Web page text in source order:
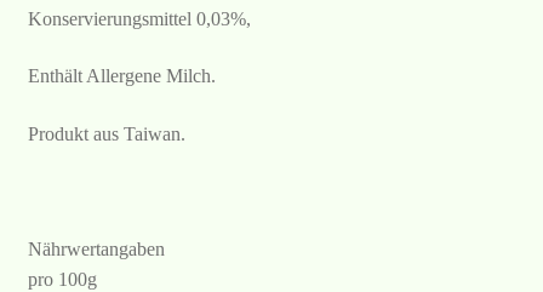
Konservierungsmittel 0,03%,
Enthält Allergene Milch.
Produkt aus Taiwan.
Nährwertangaben
pro 100g